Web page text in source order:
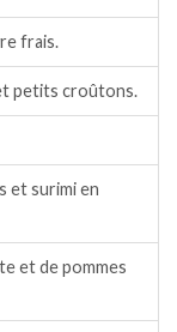
frais.
petits croûtons.
et surimi en
et de pommes